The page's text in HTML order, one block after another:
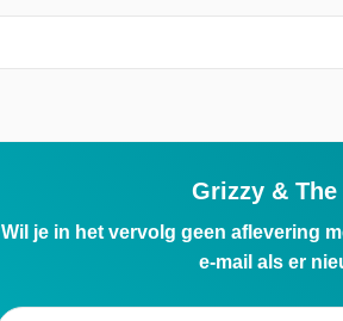
Grizzy &
Wil je in het vervolg geen aflevering
e-mail als er